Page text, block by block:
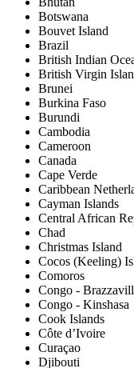
Botswana
Bouvet Island
Brazil
British Indian
British Virgin
Brunei
Burkina Faso
Burundi
Cambodia
Cameroon
Canada
Cape Verde
Caribbean
Cayman Islands
Central African
Chad
Christmas Island
Cocos (Keeling)
Comoros
Congo -
Congo - Kinshasa
Cook Islands
Côte d’Ivoire
Curaçao
Djibouti